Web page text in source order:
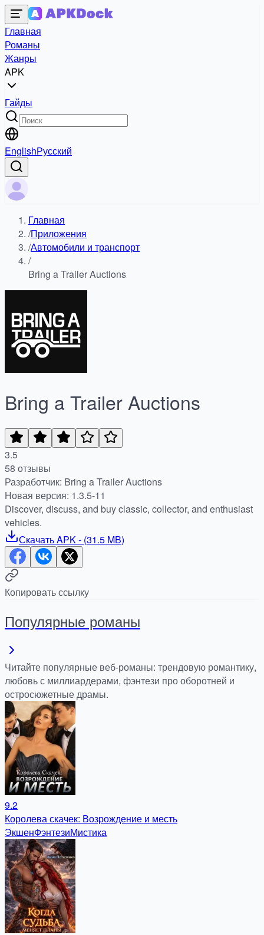
Главная
Романы
Жанры
APK
Гайды
EnglishРусский
Главная
/Приложения
/Автомобили и транспорт
/
Bring a Trailer Auctions
Bring a Trailer Auctions
3.5
58 отзывы
Разработчик: Bring a Trailer Auctions
Новая версия: 1.3.5-11
Discover, discuss, and buy classic, collector, and enthusiast
vehicles.
СкачатьAPK- (31.5 MB)
Копировать ссылку
Популярные романы
Читайте популярные веб-романы: трендовую романтику,
любовь с миллиардерами, фэнтези про оборотней и
остросюжетные драмы.
9.2
Королева скачек: Возрождение и месть
ЭкшенФэнтезиМистика